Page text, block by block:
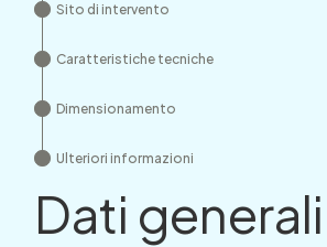
Sito di intervento
Caratteristiche tecniche
Dimensionamento
Ulteriori informazioni
Dati generali